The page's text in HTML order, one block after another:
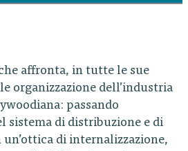
affronta, in tutte le sue
organizzazione dell’industria
passando
sistema di distribuzione e di
di internalizzazione,